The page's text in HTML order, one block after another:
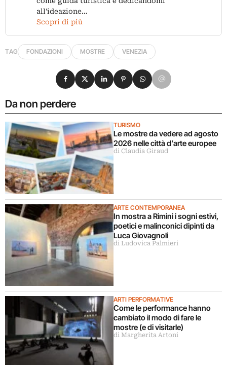
all'ideazione…
Scopri di più
TAG FONDAZIONI MOSTRE VENEZIA
Da non perdere
TURISMO
Le mostre da vedere ad agosto
2026 nelle città d’arte europee
di Claudia Giraud
ARTE CONTEMPORANEA
In mostra a Rimini i sogni estivi,
poetici e malinconici dipinti da
Luca Giovagnoli
di Ludovica Palmieri
ARTI PERFORMATIVE
Come le performance hanno
cambiato il modo di fare le
mostre (e di visitarle)
di Margherita Artoni
Condividi su Facebook
Condividi su X
Condividi su LinkedIn
Condividi su Pinterest
Condividi su WhatsApp
Condividi su Email